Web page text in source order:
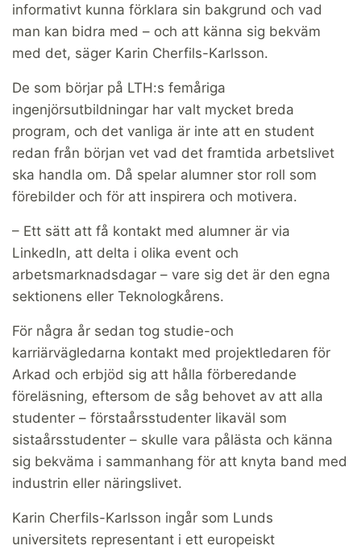
informativt kunna förklara sin bakgrund och vad
man kan bidra med – och att känna sig bekväm
med det, säger Karin Cherfils-Karlsson.
De som börjar på LTH:s femåriga
ingenjörsutbildningar har valt mycket breda
program, och det vanliga är inte att en student
redan från början vet vad det framtida arbetslivet
ska handla om. Då spelar alumner stor roll som
förebilder och för att inspirera och motivera.
– Ett sätt att få kontakt med alumner är via
LinkedIn, att delta i olika event och
arbetsmarknadsdagar – vare sig det är den egna
sektionens eller Teknologkårens.
För några år sedan tog studie-och
karriärvägledarna kontakt med projektledaren för
Arkad och erbjöd sig att hålla förberedande
föreläsning, eftersom de såg behovet av att alla
studenter – förstaårsstudenter likaväl som
sistaårsstudenter – skulle vara pålästa och känna
sig bekväma i sammanhang för att knyta band med
industrin eller näringslivet.
Karin Cherfils-Karlsson ingår som Lunds
universitets representant i ett europeiskt